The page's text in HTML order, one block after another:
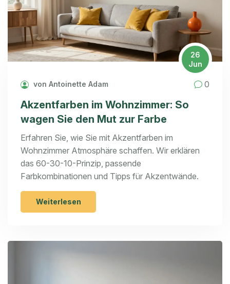
26
Jun
von Antoinette Adam 0
Akzentfarben im Wohnzimmer: So
wagen Sie den Mut zur Farbe
Erfahren Sie, wie Sie mit Akzentfarben im
Wohnzimmer Atmosphäre schaffen. Wir erklären
das 60-30-10-Prinzip, passende
Farbkombinationen und Tipps für Akzentwände.
Weiterlesen